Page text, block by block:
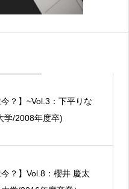
今？】~Vol.3：下平りな
学/2008年度卒)
今？】Vol.8：櫻井 慶太